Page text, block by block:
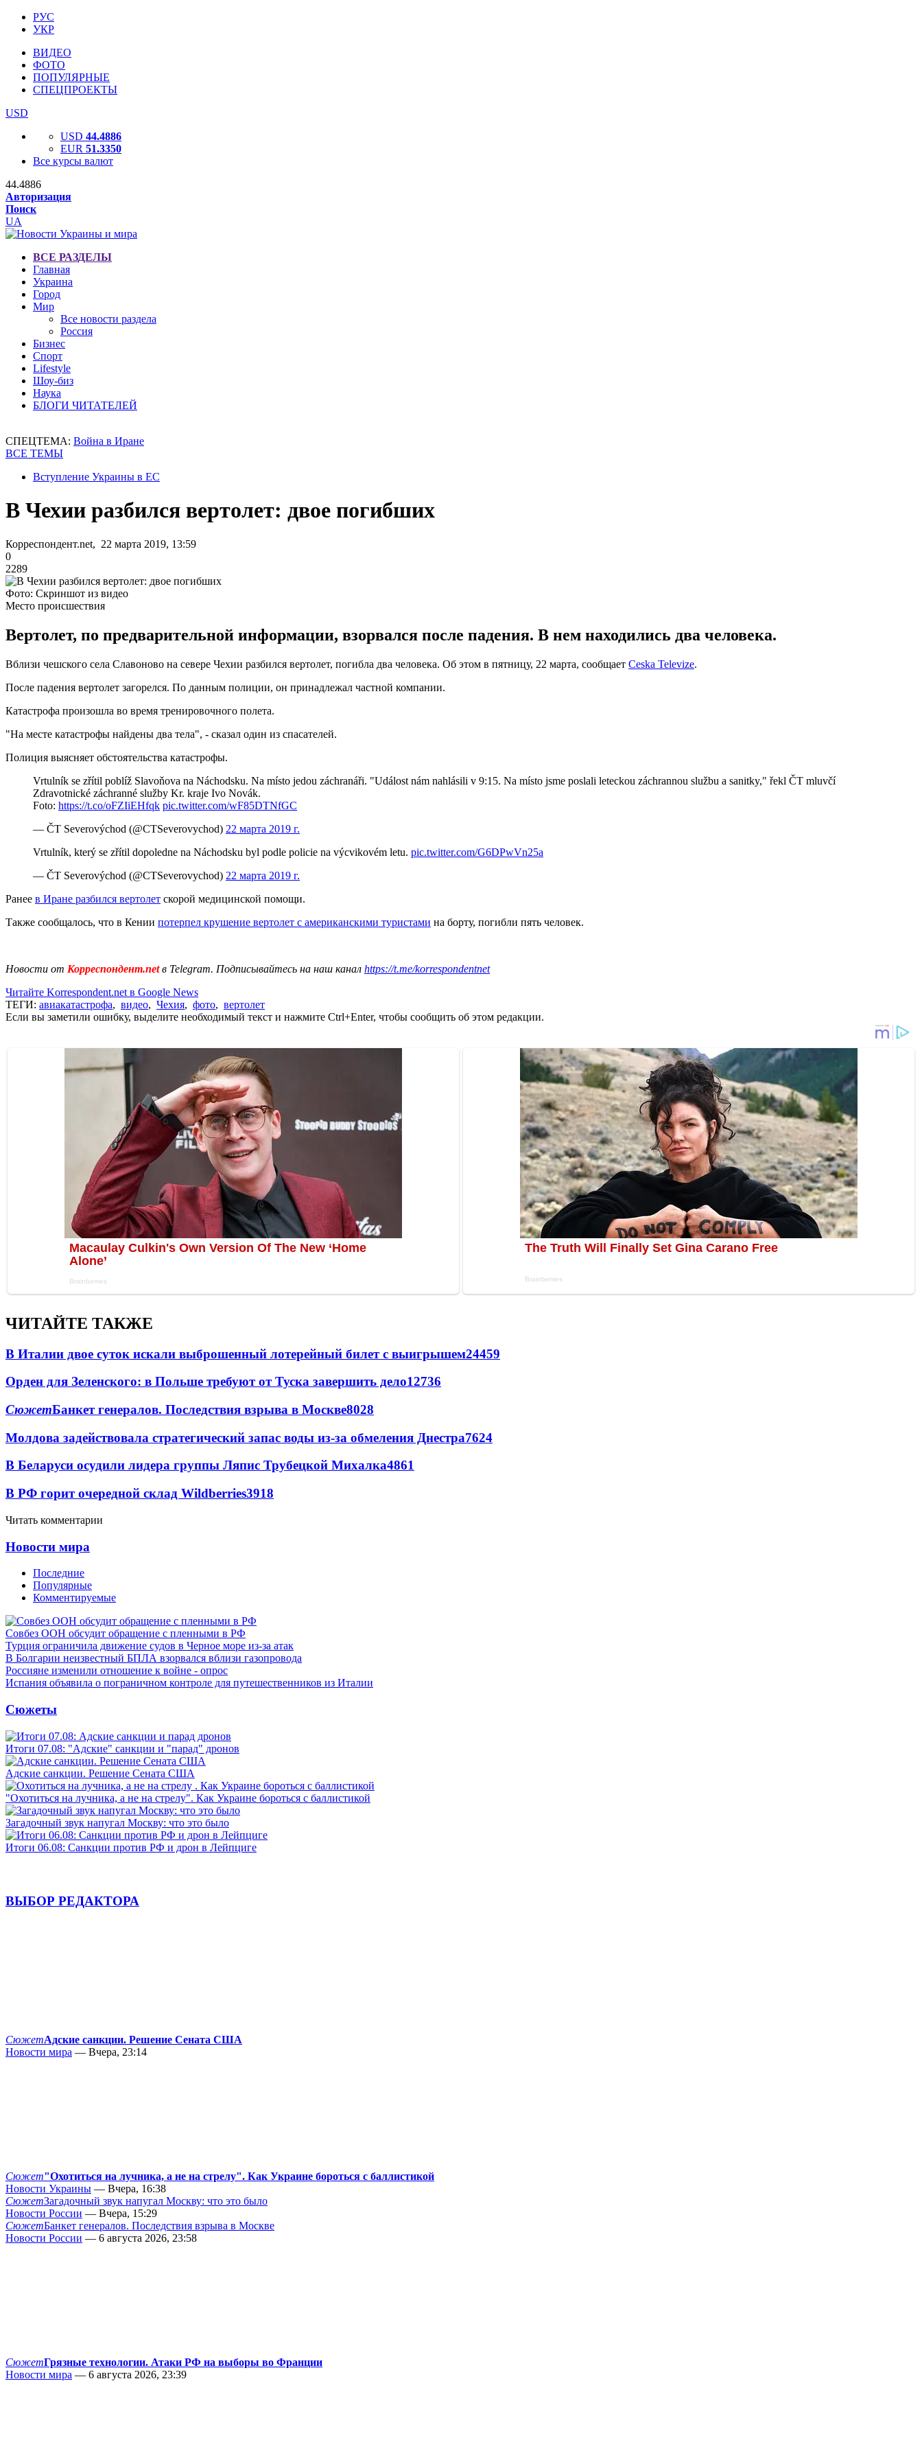
РУС
УКР
ВИДЕО
ФОТО
ПОПУЛЯРНЫЕ
СПЕЦПРОЕКТЫ
USD
USD 44.4886
EUR 51.3350
Все курсы валют
44.4886
Авторизация
Поиск
UA
ВСЕ РАЗДЕЛЫ
Главная
Украина
Город
Мир
Все новости раздела
Россия
Бизнес
Спорт
Lifestyle
Шоу-биз
Наука
БЛОГИ ЧИТАТЕЛЕЙ
СПЕЦТЕМА: Война в Иране
ВСЕ ТЕМЫ
Вступление Украины в ЕС
В Чехии разбился вертолет: двое погибших
Корреспондент.net, 22 марта 2019, 13:59
0
2289
Фото: Скриншот из видео
Место происшествия
Вертолет, по предварительной информации, взорвался после падения. В нем находились два человека.
Вблизи чешского села Славоново на севере Чехии разбился вертолет, погибла два человека. Об этом в пятницу, 22 марта, сообщает Ceska Televize.
После падения вертолет загорелся. По данным полиции, он принадлежал частной компании.
Катастрофа произошла во время тренировочного полета.
"На месте катастрофы найдены два тела", - сказал один из спасателей.
Полиция выясняет обстоятельства катастрофы.
Vrtulník se zřítil poblíž Slavoňova na Náchodsku. Na místo jedou záchranáři. "Událost nám nahlásili v 9:15. Na místo jsme poslali leteckou záchrannou službu a sanitky," řekl ČT mluvčí
Zdravotnické záchranné služby Kr. kraje Ivo Novák.
Foto: https://t.co/oFZIiEHfqk pic.twitter.com/wF85DTNfGC
— ČT Severovýchod (@CTSeverovychod) 22 марта 2019 г.
Vrtulník, který se zřítil dopoledne na Náchodsku byl podle policie na výcvikovém letu. pic.twitter.com/G6DPwVn25a
— ČT Severovýchod (@CTSeverovychod) 22 марта 2019 г.
Ранее в Иране разбился вертолет скорой медицинской помощи.
Также сообщалось, что в Кении потерпел крушение вертолет с американскими туристами на борту, погибли пять человек.
Новости от Корреспондент.netв Telegram. Подписывайтесь на наш канал https://t.me/korrespondentnet
Читайте Korrespondent.net в Google News
ТЕГИ: авиакатастрофа, видео, Чехия, фото, вертолет
Если вы заметили ошибку, выделите необходимый текст и нажмите Ctrl+Enter, чтобы сообщить об этом редакции.
ЧИТАЙТЕ ТАКЖЕ
В Италии двое суток искали выброшенный лотерейный билет с выигрышем24459
Орден для Зеленского: в Польше требуют от Туска завершить дело12736
СюжетБанкет генералов. Последствия взрыва в Москве8028
Молдова задействовала стратегический запас воды из-за обмеления Днестра7624
В Беларуси осудили лидера группы Ляпис Трубецкой Михалка4861
В РФ горит очередной склад Wildberries3918
Читать комментарии
Новости мира
Последние
Популярные
Комментируемые
Совбез ООН обсудит обращение с пленными в РФ
Турция ограничила движение судов в Черное море из-за атак
В Болгарии неизвестный БПЛА взорвался вблизи газопровода
Россияне изменили отношение к войне - опрос
Испания объявила о пограничном контроле для путешественников из Италии
Сюжеты
Итоги 07.08: "Адские" санкции и "парад" дронов
Адские санкции. Решение Сената США
"Охотиться на лучника, а не на стрелу". Как Украине бороться с баллистикой
Загадочный звук напугал Москву: что это было
Итоги 06.08: Санкции против РФ и дрон в Лейпциге
ВЫБОР РЕДАКТОРА
СюжетАдские санкции. Решение Сената США
Новости мира — Вчера, 23:14
Сюжет"Охотиться на лучника, а не на стрелу". Как Украине бороться с баллистикой
Новости Украины — Вчера, 16:38
СюжетЗагадочный звук напугал Москву: что это было
Новости России — Вчера, 15:29
СюжетБанкет генералов. Последствия взрыва в Москве
Новости России — 6 августа 2026, 23:58
СюжетГрязные технологии. Атаки РФ на выборы во Франции
Новости мира — 6 августа 2026, 23:39